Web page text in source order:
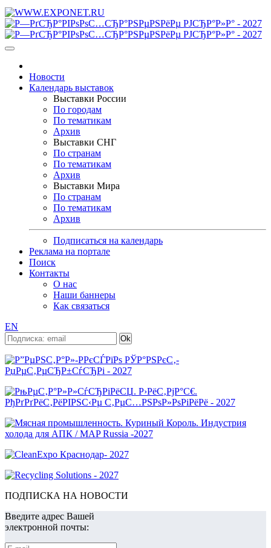
Новости
Календарь выставок
Выставки России
По городам
По тематикам
Архив
Выставки СНГ
По странам
По тематикам
Архив
Выставки Мира
По странам
По тематикам
Архив
Подписаться на календарь
Реклама на портале
Поиск
Контакты
О нас
Наши баннеры
Как связаться
EN
ПОДПИСКА НА НОВОСТИ
Введите адрес Вашей
электронной почты: